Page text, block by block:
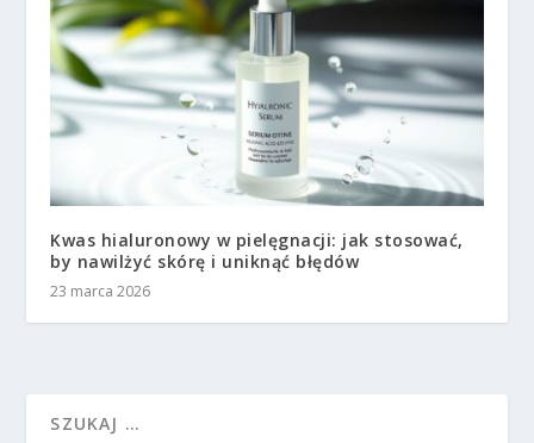
Kwas hialuronowy w pielęgnacji: jak stosować,
by nawilżyć skórę i uniknąć błędów
23 marca 2026